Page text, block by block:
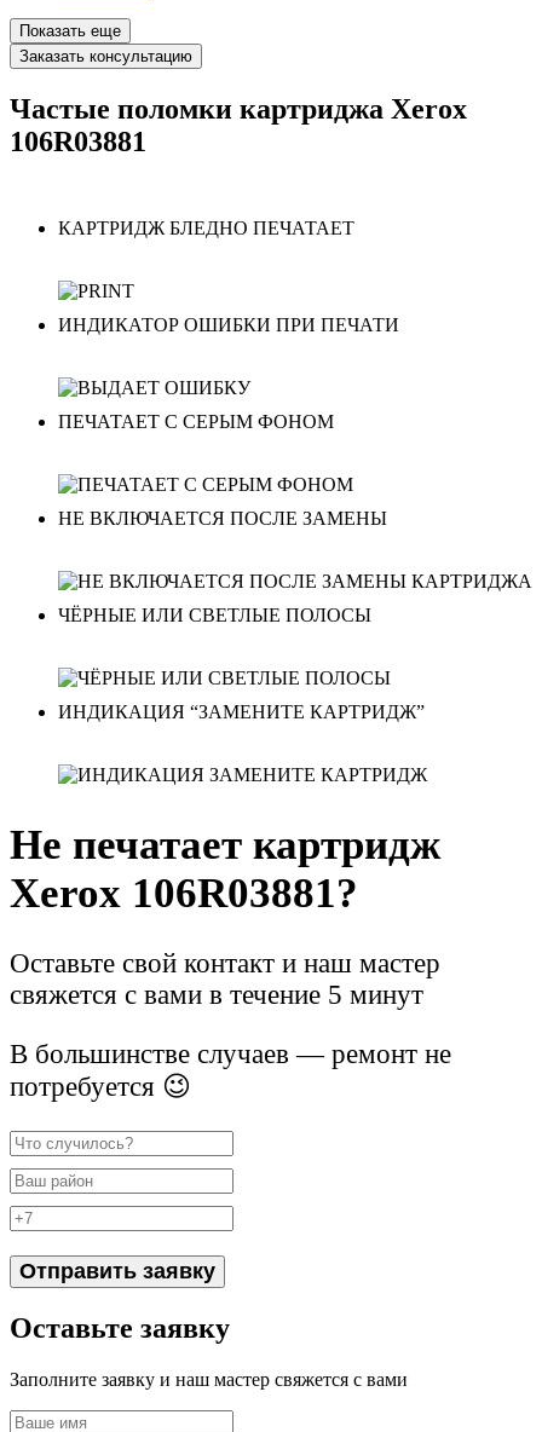
Показать еще
Заказать консультацию
Частые поломки картриджа Xerox
106R03881
КАРТРИДЖ БЛЕДНО ПЕЧАТАЕТ
ИНДИКАТОР ОШИБКИ ПРИ ПЕЧАТИ
ПЕЧАТАЕТ С СЕРЫМ ФОНОМ
НЕ ВКЛЮЧАЕТСЯ ПОСЛЕ ЗАМЕНЫ
ЧЁРНЫЕ ИЛИ СВЕТЛЫЕ ПОЛОСЫ
ИНДИКАЦИЯ “ЗАМЕНИТЕ КАРТРИДЖ”
Не печатает картридж
Xerox 106R03881?
Оставьте свой контакт и наш мастер
свяжется с вами в течение 5 минут
В большинстве случаев — ремонт не
потребуется 😉
Отправить заявку
Оставьте заявку
Заполните заявку и наш мастер свяжется с вами